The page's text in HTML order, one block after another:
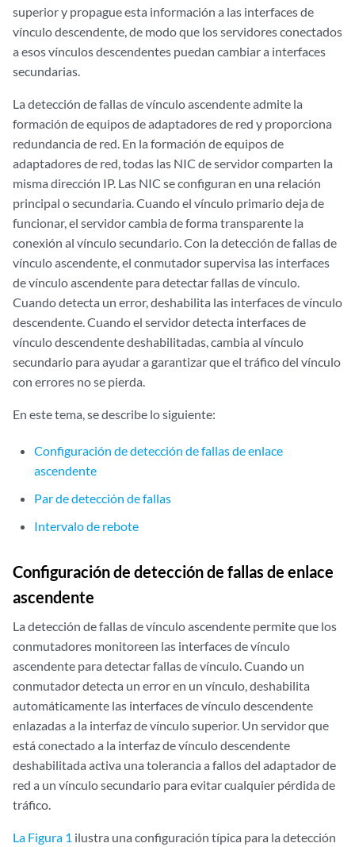
superior y propague esta información a las interfaces de
vínculo descendente, de modo que los servidores conectados
a esos vínculos descendentes puedan cambiar a interfaces
secundarias.
La detección de fallas de vínculo ascendente admite la
formación de equipos de adaptadores de red y proporciona
redundancia de red. En la formación de equipos de
adaptadores de red, todas las NIC de servidor comparten la
misma dirección IP. Las NIC se configuran en una relación
principal o secundaria. Cuando el vínculo primario deja de
funcionar, el servidor cambia de forma transparente la
conexión al vínculo secundario. Con la detección de fallas de
vínculo ascendente, el conmutador supervisa las interfaces
de vínculo ascendente para detectar fallas de vínculo.
Cuando detecta un error, deshabilita las interfaces de vínculo
descendente. Cuando el servidor detecta interfaces de
vínculo descendente deshabilitadas, cambia al vínculo
secundario para ayudar a garantizar que el tráfico del vínculo
con errores no se pierda.
En este tema, se describe lo siguiente:
Configuración de detección de fallas de enlace
ascendente
Par de detección de fallas
Intervalo de rebote
Configuración de detección de fallas de enlace
ascendente
La detección de fallas de vínculo ascendente permite que los
conmutadores monitoreen las interfaces de vínculo
ascendente para detectar fallas de vínculo. Cuando un
conmutador detecta un error en un vínculo, deshabilita
automáticamente las interfaces de vínculo descendente
enlazadas a la interfaz de vínculo superior. Un servidor que
está conectado a la interfaz de vínculo descendente
deshabilitada activa una tolerancia a fallos del adaptador de
red a un vínculo secundario para evitar cualquier pérdida de
tráfico.
La Figura 1 ilustra una configuración típica para la detección